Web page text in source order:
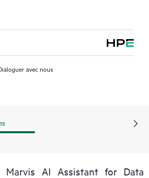
fournir des actions proactives et
afin d'accélérer la résolution des
fonctionnalités d’IA agentique
réseau d’effectuer de
avec nous
Marvis AI Assistant for Data